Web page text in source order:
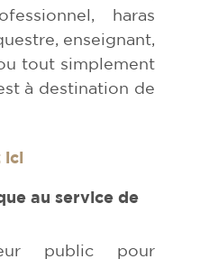
haras
enseignant,
tout simplement
à destination de
ici
au service de
public pour